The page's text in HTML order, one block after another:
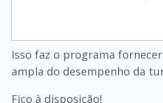
Isso faz o programa
ampla do desempenho da
Fico à disposição!